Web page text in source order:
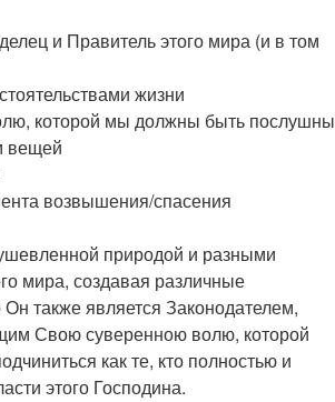
и Правитель этого мира (и в том
жизни
которой мы должны быть послушны
вещей
возвышения/спасения
природой и разными
мира, создавая различные
Он также является Законодателем,
Свою суверенною волю, которой
как те, кто полностью и
этого Господина.